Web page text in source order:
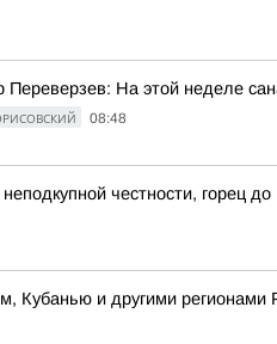
На этой неделе
08:48
честности, горец
Кубанью и другими регионами